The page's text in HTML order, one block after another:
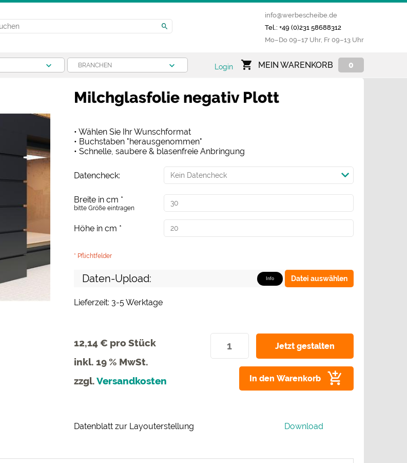
info@werbescheibe.de
Tel.: +49 (0)231 58688312
Mo­–Do 09–17 Uhr, Fr 09–13 Uhr
BRANCHEN Login MEIN WARENKORB 0
Milchglasfolie negativ Plott
• Wählen Sie Ihr Wunschformat
• Buchstaben "herausgenommen"
• Schnelle, saubere & blasenfreie Anbringung
Datencheck:
Breite in cm *
bitte Größe eintragen
Höhe in cm *
* Pflichtfelder
Daten-Upload: Info Datei auswählen
Lieferzeit: 3-5 Werktage
12,14 €pro Stück
inkl. 19 % MwSt.
zzgl.Versandkosten In den Warenkorb
Datenblatt zur Layouterstellung Download